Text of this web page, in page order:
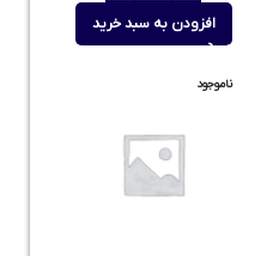
افزودن به سبد خرید
ناموجود